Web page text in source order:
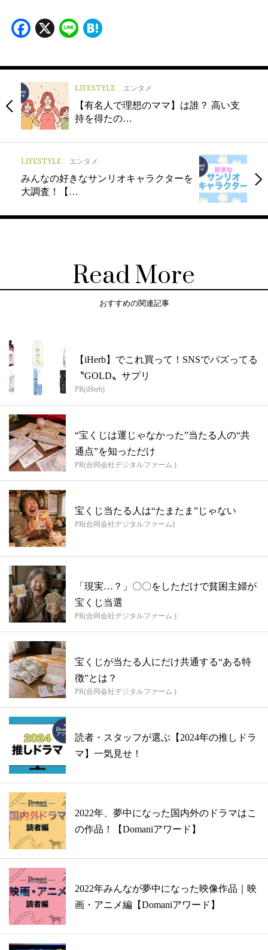
Facebook
X Line
LIFESTYLE エンタメ
【有名人で理想のママ】は誰？ 高い支
持を得たの…
LIFESTYLE エンタメ
みんなの好きなサンリオキャラクターを
大調査！【…
Read More
おすすめの関連記事
【iHerb】でこれ買って！SNSでバズってる
〝GOLD〟サプリ
PR(iHerb)
“宝くじは運じゃなかった”当たる人の“共
通点”を知っただけ
PR(合同会社デジタルファーム )
宝くじ当たる人は“たまたま”じゃない
PR(合同会社デジタルファーム)
「現実…？」〇〇をしただけで貧困主婦が
宝くじ当選
PR(合同会社デジタルファーム )
宝くじが当たる人にだけ共通する“ある特
徴”とは？
PR(合同会社デジタルファーム )
読者・スタッフが選ぶ【2024年の推しドラ
マ】一気見せ！
2022年、夢中になった国内外のドラマはこ
の作品！【Domaniアワード】
2022年みんなが夢中になった映像作品｜映
画・アニメ編【Domaniアワード】